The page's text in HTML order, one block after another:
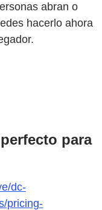
abran o
hacerlo ahora
para
dc-
pricing-